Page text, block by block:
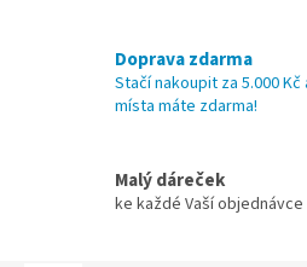
Doprava zdarma
Stačí nakoupit za 5.000
místa máte zdarma!
Malý dáreček
ke každé Vaší objednávce